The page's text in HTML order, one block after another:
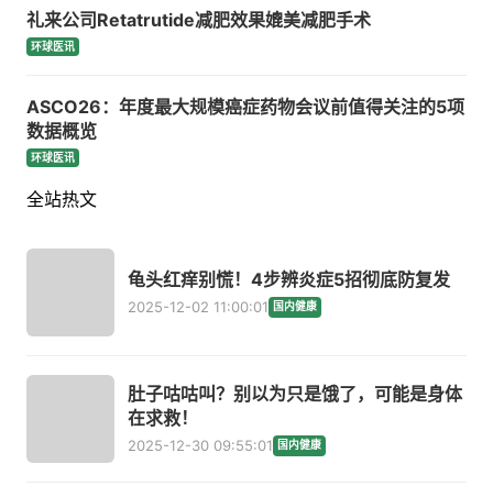
礼来公司Retatrutide减肥效果媲美减肥手术
环球医讯
ASCO26：年度最大规模癌症药物会议前值得关注的5项
数据概览
环球医讯
全站热文
龟头红痒别慌！4步辨炎症5招彻底防复发
2025-12-02 11:00:01 国内健康
肚子咕咕叫？别以为只是饿了，可能是身体
在求救！
2025-12-30 09:55:01 国内健康